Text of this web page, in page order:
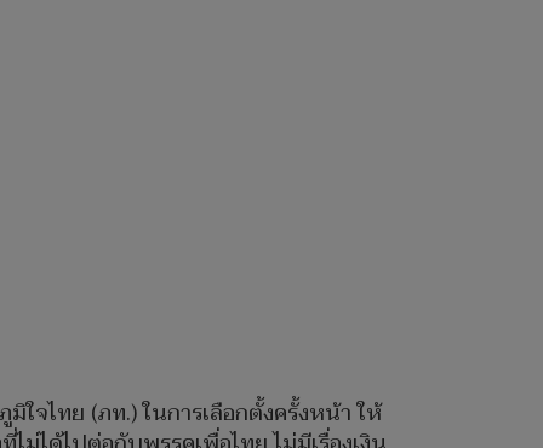
จไทย (ภท.) ในการเลือกตั้งครั้งหน้า ให้